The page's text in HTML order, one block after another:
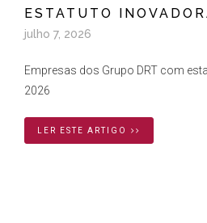
ESTATUTO
julho 7, 2026
Empresas dos Grupo DRT com
2026
LER ESTE ARTIGO